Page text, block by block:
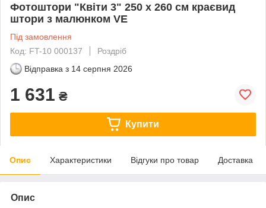
Фотоштори "Квіти 3" 250 х 260 см краєвид
штори з малюнком VE
Під замовлення
Код: FT-10 000137
Роздріб
Відправка з 14 серпня 2026
1 631 ₴
Купити
Опис Характеристики Відгуки про товар Доставка
Опис